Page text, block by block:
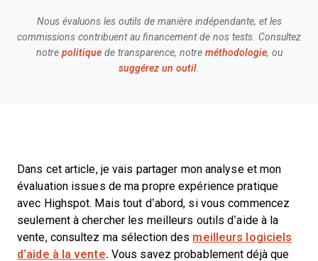
Nous évaluons les outils de manière indépendante, et les
commissions contribuent au financement de nos tests. Consultez
notre politiquede transparence, notre méthodologie, ou
suggérez un outil
Dans cet article, je vais partager mon analyse et mon
évaluation issues de ma propre expérience pratique
avec Highspot. Mais tout d’abord, si vous commencez
seulement à chercher les meilleurs outils d’aide à la
vente, consultez ma sélection des meilleurs logiciels
d’aide à la vente. Vous savez probablement déjà que